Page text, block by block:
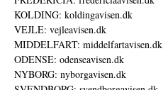
KOLDING: koldingavisen.dk
VEJLE: vejleavisen.dk
MIDDELFART: middelfartavisen.dk
ODENSE: odenseavisen.dk
NYBORG: nyborgavisen.dk